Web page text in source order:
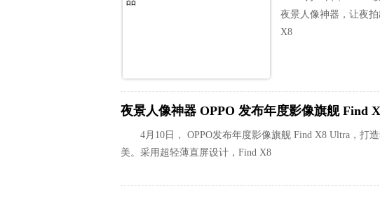
夜景人像神器，让夜
X8
夜景人像神器 OPPO 发布年度影像旗舰 Find
4月10日， OPPO发布年度影像旗舰 Find X8 Ultra，打
美。采用超轻薄直屏设计，Find X8